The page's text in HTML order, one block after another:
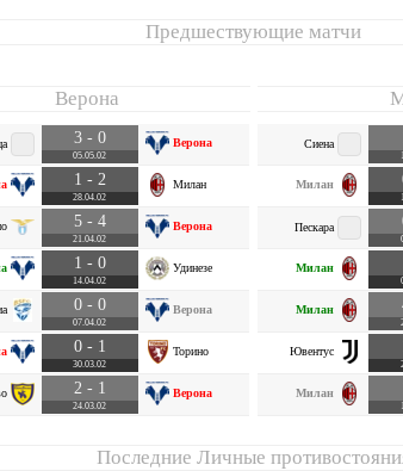
Предшествующие матчи
Верона
3 - 0
05.05.02
Верона
1 - 2
28.04.02
Милан
5 - 4
21.04.02
Верона
1 - 0
14.04.02
Удинезе
0 - 0
07.04.02
Верона
0 - 1
30.03.02
Торино
2 - 1
24.03.02
Верона
Сиена
Милан
Пескара
Милан
Милан
Ювентус
Милан
Последние Личные